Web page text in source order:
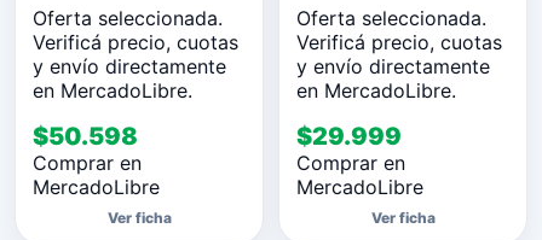
Oferta seleccionada.
Verificá precio, cuotas
y envío directamente
en MercadoLibre.
$50.598
Comprar en
MercadoLibre
Ver ficha
Oferta seleccionada.
Verificá precio, cuotas
y envío directamente
en MercadoLibre.
$29.999
Comprar en
MercadoLibre
Ver ficha